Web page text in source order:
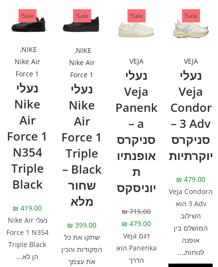
Sale!
VEJA
נעלי
Veja
Condor
3 Adv –
סניקרס
יוקרתיות
₪ 479.00
הVeja Condor
3 Adv הוא
השילוב
המושלם בין
אופנה
לנוחות,...
Sale!
VEJA
נעלי
Veja
Panenk
a –
סניקרס
אופנתיו
ת
יוניסקס
₪715.00
₪ 479.00
דגם Veja
Panenka הוא
הדרך
Sale!
NIKE
,
Nike Air
Force 1
נעלי
Nike
Air
Force 1
Triple
Black –
שחור
מלא
₪ 399.00
שתקו את כל
הפקודות והכין
את עצמך
Sale!
NIKE
,
Nike Air
Force 1
נעלי
Nike
Air
Force 1
N354
Triple
Black
₪ 419.00
נעלי Nike Air
Force 1 N354
Triple Black
הן לא...